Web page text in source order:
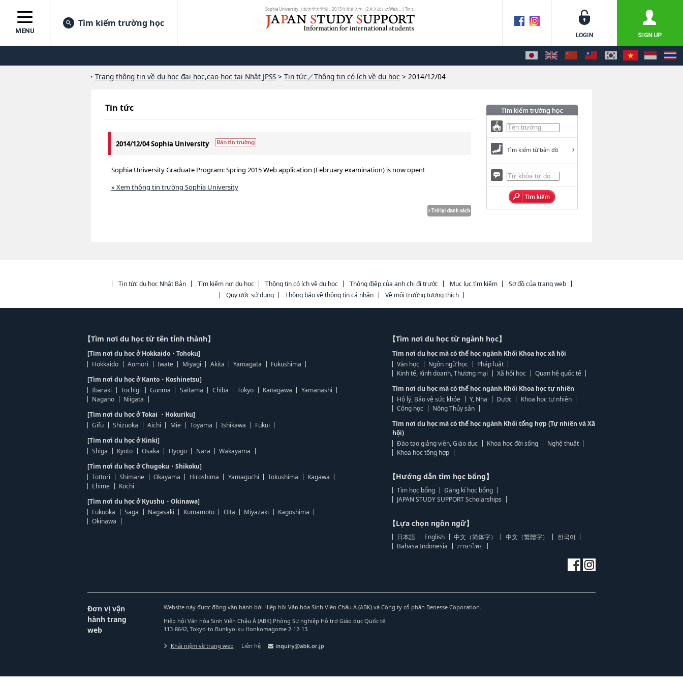
MENU
Tìm kiếm trường học
Trang thông tin về du học đại học,cao học tại Nhật JPSS > Tin tức／Thông tin có ích về du học > 2014/12/04
Tin tức
2014/12/04 Sophia University
Sophia University Graduate Program: Spring 2015 Web application (February examination) is now open!
» Xem thông tin trường Sophia University
Tìm kiếm từ bản đồ
Tin tức du học Nhật Bản Tìm kiếm nơi du học Thông tin có ích về du học Thông điệp của anh chị đi trước Mục lục tìm kiếm
Sơ đồ của trang web
Quy ước sử dụng
Thông báo về thông tin cá nhân Về môi trường tương thích
【Tìm nơi du học từ tên tỉnh thành】
[Tìm nơi du học ở Hokkaido・Tohoku]
Hokkaido
Aomori Iwate Miyagi Akita Yamagata
Fukushima
[Tìm nơi du học ở Kanto・Koshinetsu]
Ibaraki
Tochigi Gunma Saitama Chiba Tokyo Kanagawa
Yamanashi
Nagano
Niigata
[Tìm nơi du học ở Tokai ・Hokuriku]
Gifu
Shizuoka Aichi Mie Toyama Ishikawa
Fukui
[Tìm nơi du học ở Kinki]
Shiga
Kyoto Osaka Hyogo Nara
Wakayama
[Tìm nơi du học ở Chugoku・Shikoku]
Tottori
Shimane Okayama Hiroshima Yamaguchi Tokushima
Kagawa
Ehime
Kochi
[Tìm nơi du học ở Kyushu・Okinawa]
Fukuoka
Saga Nagasaki Kumamoto Oita Miyazaki
Kagoshima
Okinawa
【Tìm nơi du học từ ngành học】
Tìm nơi du học mà có thể học ngành Khối Khoa học xã hội
Văn học
Ngôn ngữ học
Pháp luật
Kinh tế, Kinh doanh, Thương mại
Xã hội học
Quan hệ quốc tế
Tìm nơi du học mà có thể học ngành Khối Khoa học tự nhiên
Hộ lý, Bảo vệ sức khỏe
Y, Nha Dược
Khoa học tự nhiên
Công học
Nông Thủy sản
Tìm nơi du học mà có thể học ngành Khối tổng hợp (Tự nhiên và Xã
hội)
Đào tạo giảng viên, Giáo dục
Khoa học đời sống
Nghệ thuật
Khoa học tổng hợp
【Hướng dẫn tìm học bổng】
Tìm học bổng
Đăng kí học bổng
JAPAN STUDY SUPPORT Scholarships
【Lựa chọn ngôn ngữ】
日本語 English 中文（简体字） 中文（繁體字）
한국어
Bahasa Indonesia
ภาษาไทย
Đơn vị vận
hành trang
web
Website này được đồng vận hành bởi Hiệp hội Văn hóa Sinh Viên Châu Á (ABK) và Công ty cổ phần Benesse Coporation.
Hiệp hội Văn hóa Sinh Viên Châu Á (ABK) Phòng Sự nghiệp Hỗ trợ Giáo dục Quốc tế
113-8642, Tokyo-to Bunkyo-ku Honkomagome 2-12-13
Khái niệm về trang web Liên hệ